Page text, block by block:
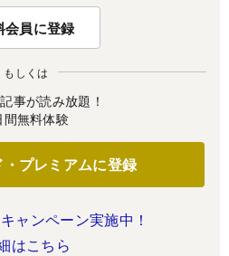
会員に登録
もしくは
事が読み放題！
間無料体験
プレミアムに登録
ャンペーン実施中！
はこちら